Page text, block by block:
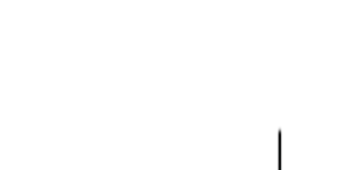
product